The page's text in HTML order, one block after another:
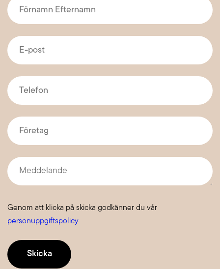
Efternamn*
E-
post*
Telefon
Företag
Meddelande
Genom att klicka på skicka godkänner du vår
personuppgiftspolicy